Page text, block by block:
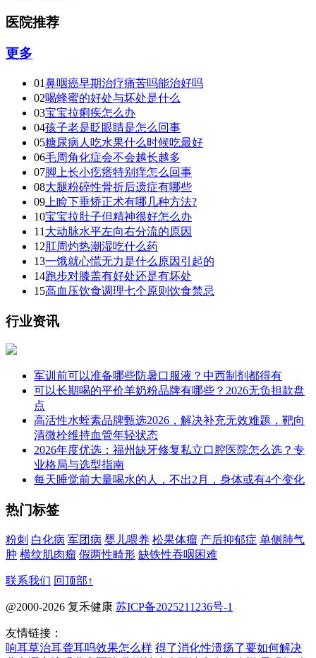
医院推荐
更多
01鼻咽癌早期治疗痛苦吗能治好吗
02喝蜂蜜的好处与坏处是什么
03宝宝拉痢疾怎么办
04孩子老是眨眼睛是怎么回事
05糖尿病人吃水果什么时候吃最好
06毛周角化症会不会越长越多
07脚上长小疙瘩特别痒怎么回事
08大腿粉碎性骨折后遗症有哪些
09 上睑下垂矫正术有哪几种方法?
10宝宝拉肚子但精神很好怎么办
11 大动脉水平左向右分流的原因
12肛周灼热潮湿吃什么药
13一饿就心慌无力是什么原因引起的
14跑步对膝盖有好处还是有坏处
15高血压饮食调理七个原则饮食禁忌
行业资讯
军训前可以准备哪些防暑口服液？中西制剂都得有
可以长期喝的平价羊奶粉品牌有哪些？2026无负担款盘
点
高活性水蛭素品牌甄选2026，解决补充无效难题，靶向
清微栓维持血管年轻状态
2026年度优选：福州缺牙修复私立口腔医院怎么选？专
业格局与选型指南
每天睡觉前大量喝水的人，不出2月，身体或有4个变化
热门标签
粉刺 白化病 军团病 婴儿喂养 松果体瘤 产后抑郁症 单侧肺气
肿 横纹肌肉瘤 假两性畸形 缺铁性吞咽困难
联系我们 回顶部↑
@2000-2026 复禾健康 苏ICP备2025211236号-1
友情链接：
响耳草治耳聋耳呜效果怎么样 得了消化性溃疡了要如何解决